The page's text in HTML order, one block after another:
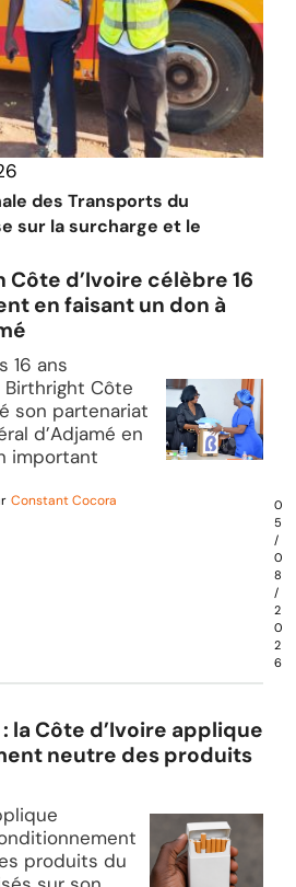
des Transports du
sur la surcharge et le
Côte d’Ivoire célèbre 16
en faisant un don à
16 ans
Birthright Côte
son partenariat
d’Adjamé en
important
Constant Cocora
0
5
/
0
8
/
2
0
2
6
la Côte d’Ivoire applique
neutre des produits
produits du